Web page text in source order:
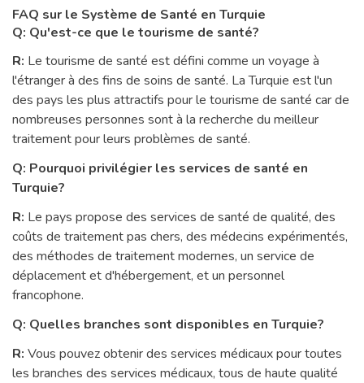
FAQ sur le Système de Santé en Turquie
Q: Qu'est-ce que le tourisme de santé?
R: Le tourisme de santé est défini comme un voyage à
l'étranger à des fins de soins de santé. La Turquie est l'un
des pays les plus attractifs pour le tourisme de santé car de
nombreuses personnes sont à la recherche du meilleur
traitement pour leurs problèmes de santé.
Q: Pourquoi privilégier les services de santé en
Turquie?
R: Le pays propose des services de santé de qualité, des
coûts de traitement pas chers, des médecins expérimentés,
des méthodes de traitement modernes, un service de
déplacement et d'hébergement, et un personnel
francophone.
Q: Quelles branches sont disponibles en Turquie?
R: Vous pouvez obtenir des services médicaux pour toutes
les branches des services médicaux, tous de haute qualité